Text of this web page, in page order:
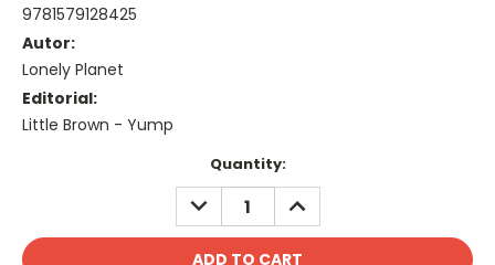
9781579128425
Autor:
Lonely Planet
Editorial:
Little Brown - Yump
Quantity:
DECREASE
QUANTITY:
INCREASE
QUANTITY: